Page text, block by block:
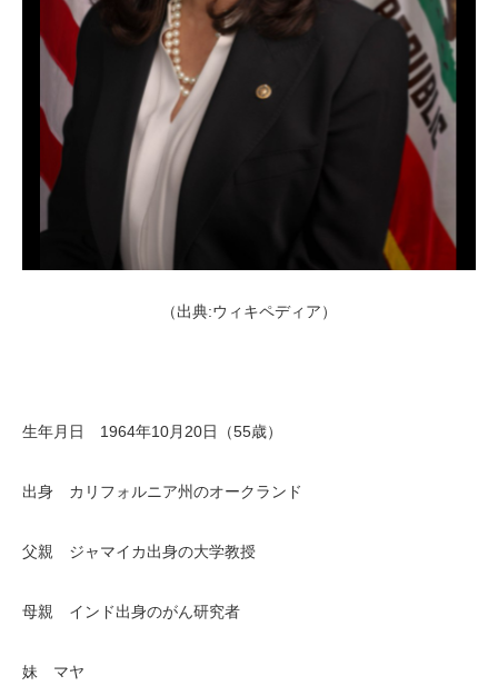
（出典:ウィキペディア）
生年月日 1964年10月20日（55歳）
出身 カリフォルニア州のオークランド
父親 ジャマイカ出身の大学教授
母親 インド出身のがん研究者
妹 マヤ